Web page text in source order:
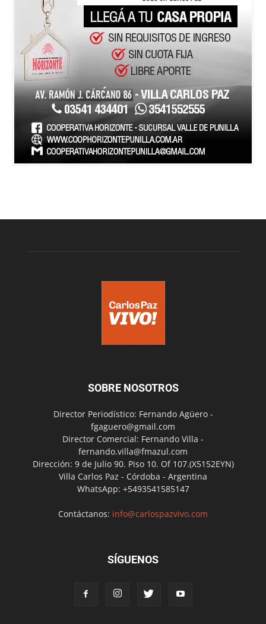
SOBRE NOSOTROS
Director Periodístico: Fernando Agüero -
fgaguero@gmail.com
Director Comercial: Fernando Villa -
fernando.villa@fmazul.com
Dirección: 9 de Julio 90. Piso 10. Of 107.(X5152EYN)
Villa Carlos Paz - Córdoba - Argentina
WhatsApp: +5493541585147
Contáctanos: info@carlospazvivo.com
SÍGUENOS